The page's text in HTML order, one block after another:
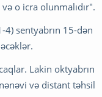
o icra olunmalıdır".
sentyabrın 15-dən
Lakin oktyabrın
və distant təhsil